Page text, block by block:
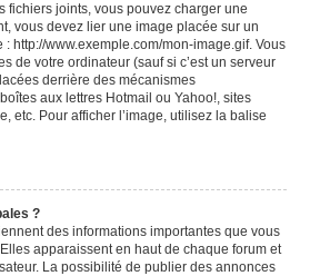
fichiers joints, vous pouvez charger une
vous devez lier une image placée sur un
http://www.exemple.com/mon-image.gif. Vous
de votre ordinateur (sauf si c’est un serveur
derrière des mécanismes
aux lettres Hotmail ou Yahoo!, sites
etc. Pour afficher l’image, utilisez la balise
?
des informations importantes que vous
apparaissent en haut de chaque forum et
La possibilité de publier des annonces